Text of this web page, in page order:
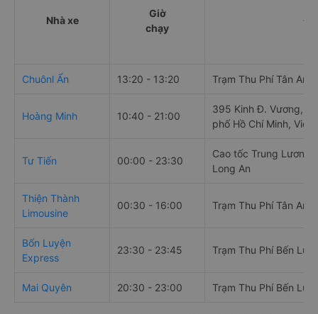
Nhà xe
Giờ
chạy
Chuônl Ẩn 13:20 - 13:20 Trạm Thu Phí Tân An
Hoàng Minh 10:40 - 21:00
395 Kinh Đ. Vương,
phố Hồ Chí Minh, Việt
Tư Tiến 00:00 - 23:30
Cao tốc Trung Lương
Long An
Thiện Thành
Limousine
00:30 - 16:00 Trạm Thu Phí Tân An
Bốn Luyện
Express
23:30 - 23:45 Trạm Thu Phí Bến Lức
Mai Quyên 20:30 - 23:00 Trạm Thu Phí Bến Lức